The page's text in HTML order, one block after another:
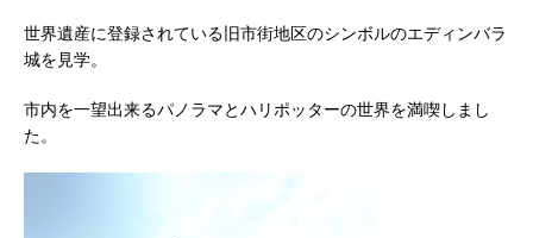
世界遺産に登録されている旧市街地区のシンボルのエディンバラ
城を見学。
市内を一望出来るパノラマとハリポッターの世界を満喫しまし
た。